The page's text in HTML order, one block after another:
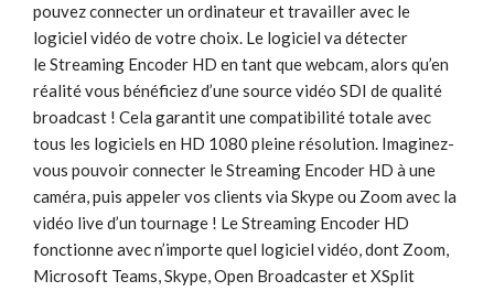
pouvez connecter un ordinateur et travailler avec le
logiciel vidéo de votre choix. Le logiciel va détecter
le Streaming Encoder HD en tant que webcam, alors qu’en
réalité vous bénéficiez d’une source vidéo SDI de qualité
broadcast ! Cela garantit une compatibilité totale avec
tous les logiciels en HD 1080 pleine résolution. Imaginez-
vous pouvoir connecter le Streaming Encoder HD à une
caméra, puis appeler vos clients via Skype ou Zoom avec la
vidéo live d’un tournage ! Le Streaming Encoder HD
fonctionne avec n’importe quel logiciel vidéo, dont Zoom,
Microsoft Teams, Skype, Open Broadcaster et XSplit